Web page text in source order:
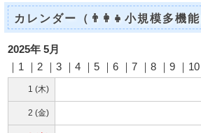
カレンダー（👨‍👩‍👧小規模多機能
2025年 5月
｜1 ｜2 ｜3 ｜4 ｜5 ｜6 ｜7 ｜8 ｜9 ｜
1 (木)
2 (金)